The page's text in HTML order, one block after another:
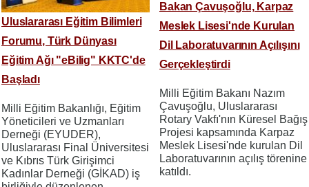
Uluslararası Eğitim Bilimleri
Forumu, Türk Dünyası
Eğitim Ağı "eBilig" KKTC'de
Başladı
Milli Eğitim Bakanlığı, Eğitim
Yöneticileri ve Uzmanları
Derneği (EYUDER),
Uluslararası Final Üniversitesi
ve Kıbrıs Türk Girişimci
Kadınlar Derneği (GİKAD) iş
Bakan Çavuşoğlu, Karpaz
Meslek Lisesi'nde Kurulan
Dil Laboratuvarının Açılışını
Gerçekleştirdi
Milli Eğitim Bakanı Nazım
Çavuşoğlu, Uluslararası
Rotary Vakfı'nın Küresel Bağış
Projesi kapsamında Karpaz
Meslek Lisesi'nde kurulan Dil
Laboratuvarının açılış törenine
katıldı.